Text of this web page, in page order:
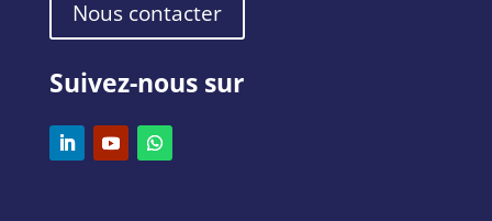
Nous contacter
Suivez-nous sur